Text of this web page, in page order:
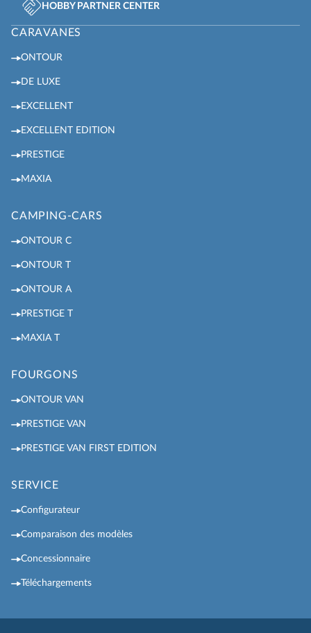
HOBBY PARTNER CENTER
CARAVANES
ONTOUR
DE LUXE
EXCELLENT
EXCELLENT EDITION
PRESTIGE
MAXIA
CAMPING-CARS
ONTOUR C
ONTOUR T
ONTOUR A
PRESTIGE T
MAXIA T
FOURGONS
ONTOUR VAN
PRESTIGE VAN
PRESTIGE VAN FIRST EDITION
SERVICE
Configurateur
Comparaison des modèles
Concessionnaire
Téléchargements